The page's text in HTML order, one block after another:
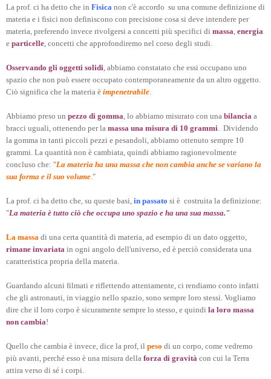
La prof. ci ha detto che in Fisica non c'è accordo su una comune definizione di
materia e i fisici non definiscono con precisione cosa si deve intendere per
materia, preferendo invece rivolgersi a concetti più specifici di massa, energia
e particelle, concetti che approfondiremo nel corso degli studi.
Osservando gli oggetti solidi, abbiamo constatato che essi occupano uno
spazio che non può essere occupato contemporaneamente da un altro oggetto.
Ciò significa che la materia è impenetrabile.
Abbiamo preso un pezzo di gomma, lo abbiamo misurato con una bilancia a
bracci uguali, ottenendo per la massa una misura di 10 grammi. Dividendo
la gomma in tanti piccoli pezzi e pesandoli, abbiamo ottenuto sempre 10
grammi. La quantità non è cambiata, quindi abbiamo ragionevolmente
concluso che: "La materia ha una massa che non cambia anche se variano la
sua forma e il suo volume."
La prof. ci ha detto che, su queste basi, in passato si è costruita la definizione:
"La materia è tutto ciò che occupa uno spazio e ha una sua massa."
La massa di una certa quantità di materia, ad esempio di un dato oggetto,
rimane invariata in ogni angolo dell'universo, ed è perciò considerata una
caratteristica propria della materia.
Guardando alcuni filmati e riflettendo attentamente, ci rendiamo conto infatti
che gli astronauti, in viaggio nello spazio, sono sempre loro stessi. Vogliamo
dire che il loro corpo è sicuramente sempre lo stesso, e quindi la loro massa
non cambia!
Quello che cambia è invece, dice la prof, il peso di un corpo, come vedremo
più avanti, perché esso è una misura della forza di gravità con cui la Terra
attira verso di sé i corpi.